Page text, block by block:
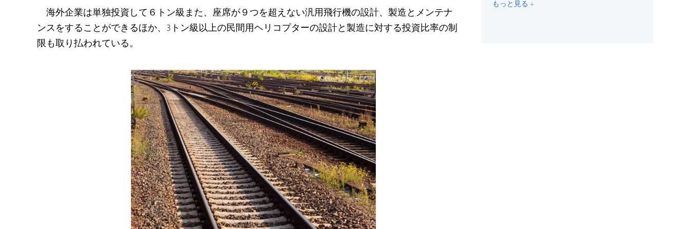
海外企業は単独投資して６トン級また、座席が９つを超えない汎用飛行機の設計、製造とメンテナ
ンスをすることができるほか、3トン級以上の民間用ヘリコプターの設計と製造に対する投資比率の制
限も取り払われている。
もっと見る +